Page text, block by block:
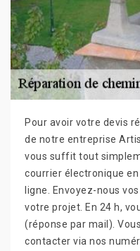
Pour avoir votre devis
de notre entreprise
vous suffit tout
courrier électronique
ligne. Envoyez-nous
votre projet. En 24 h,
(réponse par mail).
contacter via nos